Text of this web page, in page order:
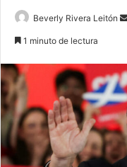
Beverly Rivera Leitón
1 minuto de lectura